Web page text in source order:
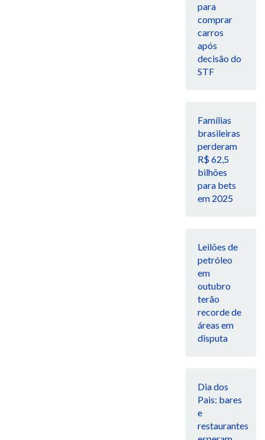
para
comprar
carros
após
decisão do
STF
Famílias
brasileiras
perderam
R$ 62,5
bilhões
para bets
em 2025
Leilões de
petróleo
em
outubro
terão
recorde de
áreas em
disputa
Dia dos
Pais: bares
e
restaurantes